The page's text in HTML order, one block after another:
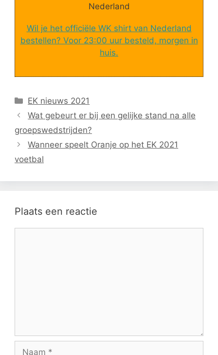
Nederland
Wil je het officiële WK shirt van Nederland
bestellen? Voor 23:00 uur besteld, morgen in
huis.
Categorieën
EK nieuws 2021
Wat gebeurt er bij een gelijke stand na alle
groepswedstrijden?
Wanneer speelt Oranje op het EK 2021
voetbal
Plaats een reactie